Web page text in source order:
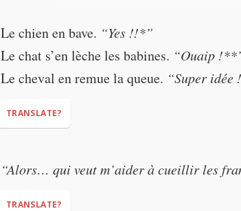
Le chien en bave. “Yes !!*”
Le chat s’en lèche les babines. “Ouaip
Le cheval en remue la queue. “Super idée
TRANSLATE?
“Absolutely!”**
“Alors… qui veut m’aider à cueillir les
TRANSLATE?